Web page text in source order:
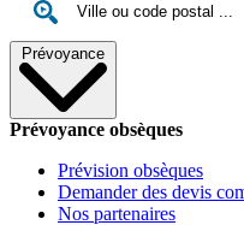
Prévoyance
Prévoyance obsèques
Prévision obsèques
Demander des devis
Nos partenaires